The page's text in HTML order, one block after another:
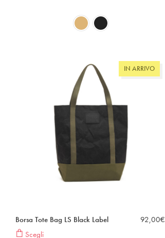
IN ARRIVO
Borsa Tote Bag LS Black Label
Scegli
92,00€